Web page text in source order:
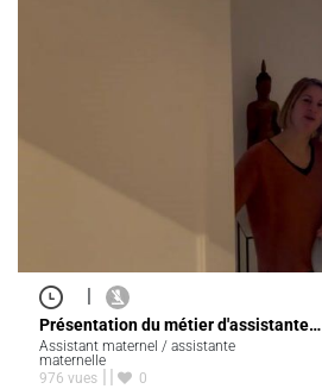
|
Présentation du métier d'assistante…
Assistant maternel / assistante
maternelle
976 vues
0